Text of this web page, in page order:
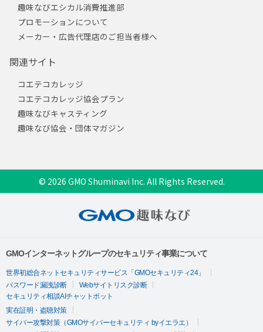
趣味なびエシカル消費推進部
プロモーションについて
メーカー・広告代理店のご担当者様へ
関連サイト
コエテコカレッジ
コエテコカレッジ協会プラン
趣味なびキャスティング
趣味なび協会・団体マガジン
© 2026 GMO Shuminavi Inc. All Rights Reserved.